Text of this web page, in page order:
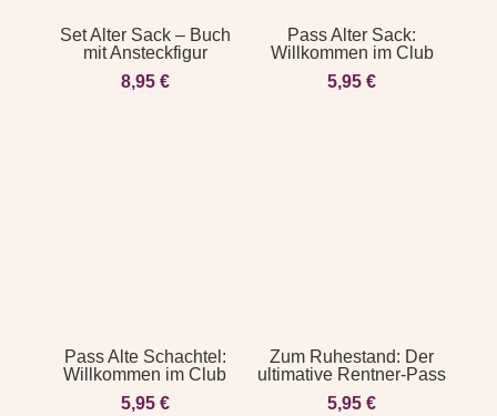
Set Alter Sack – Buch
mit Ansteckfigur
8,95 €
Pass Alter Sack:
Willkommen im Club
5,95€
Pass Alte Schachtel:
Willkommen im Club
5,95 €
Zum Ruhestand: Der
ultimative Rentner-Pass
5,95€